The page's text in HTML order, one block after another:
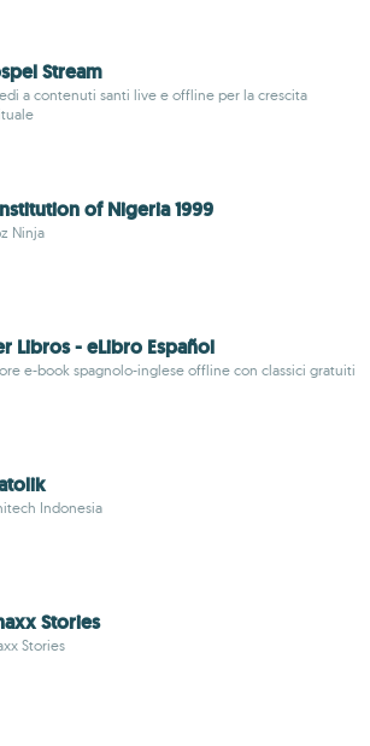
Stream
a contenuti santi live e offline per la crescita
of Nigeria 1999
Ninja
Libros - eLibro Español
e-book spagnolo-inglese offline con classici gratuiti
Indonesia
Stories
Stories